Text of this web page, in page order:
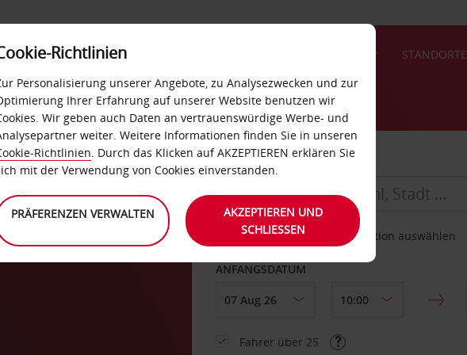
LOYALTY SELF-SERVICES STANDORTE
ABHOLEN VON
Eine andere Rückgabestation auswählen
ANFANGSDATUM
Fahrer über 25
Richtlinien
Personalisierung unserer Angebote, zu Analysezwecken und zur
Ihrer Erfahrung auf unserer Website benutzen wir
Wir geben auch Daten an vertrauenswürdige Werbe- und
weiter. Weitere Informationen finden Sie in unseren
Richtlinien. Durch das Klicken auf AKZEPTIEREN erklären Sie
mit der Verwendung von Cookies einverstanden.
PRÄFERENZEN VERWALTEN
AKZEPTIEREN UND
SCHLIESSEN